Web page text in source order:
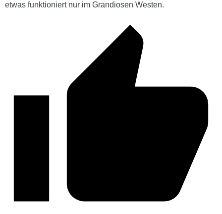
etwas funktioniert nur im Grandiosen Westen.